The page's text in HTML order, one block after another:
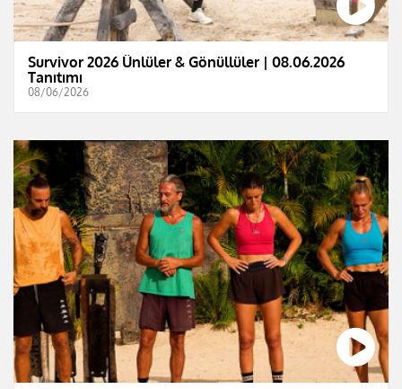
Survivor 2026 Ünlüler & Gönüllüler | 08.06.2026
Tanıtımı
08/06/2026